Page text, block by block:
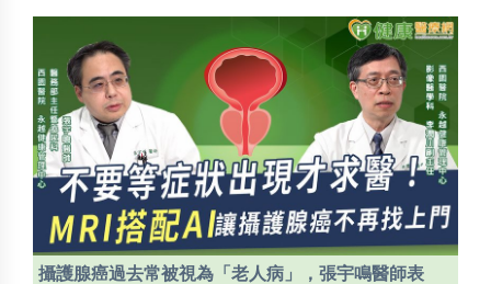
攝護腺癌過去常被視為「老人病」，張宇鳴醫師表